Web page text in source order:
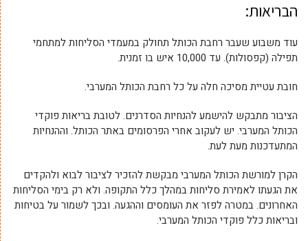
הבריאות:
עוד משבוע שעבר רחבת הכותל תחולק במעמדי הסליחות למתחמי
תפילה (קפסולות). עד 10,000 איש בו זמנית.
חובת עטיית מסיכה חלה על כל רחבת הכותל המערבי.
הציבור מתבקש להישמע להנחיות הסדרנים. לטובת בריאות פוקדי
הכותל המערבי. יש לעקוב אחרי הפרסומים באתר הכותל. וההנחיות
המתעדכנות מעת לעת.
הקרן למורשת הכותל המערבי מבקשת להזכיר לציבור לבוא ולהקדים
את הגעתו לאמירת סליחות במהלך כלל התקופה. ולא רק בימי הסליחות
האחרונים. במטרה לפזר את העומסים וההגעה. ובכך לשמור על בטיחות
ובריאות כלל פוקדי הכותל המערבי.